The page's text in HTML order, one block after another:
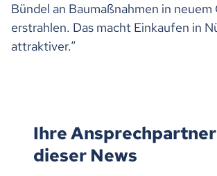
Bündel an Baumaßnahmen in neuem
erstrahlen. Das macht Einkaufen in
attraktiver.“
Ihre
dieser News